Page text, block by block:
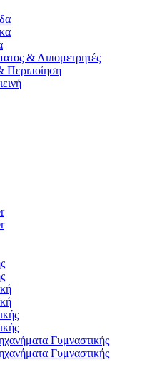
& Λιπομετρητές
Περιποίηση
Γυμναστικής
Γυμναστικής